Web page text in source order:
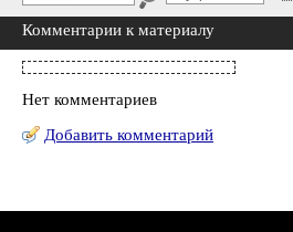
Комментарии к материалу
Нет комментариев
Добавить комментарий